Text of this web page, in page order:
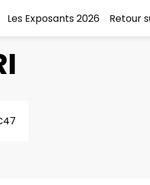
Les Exposants 2026 Retour